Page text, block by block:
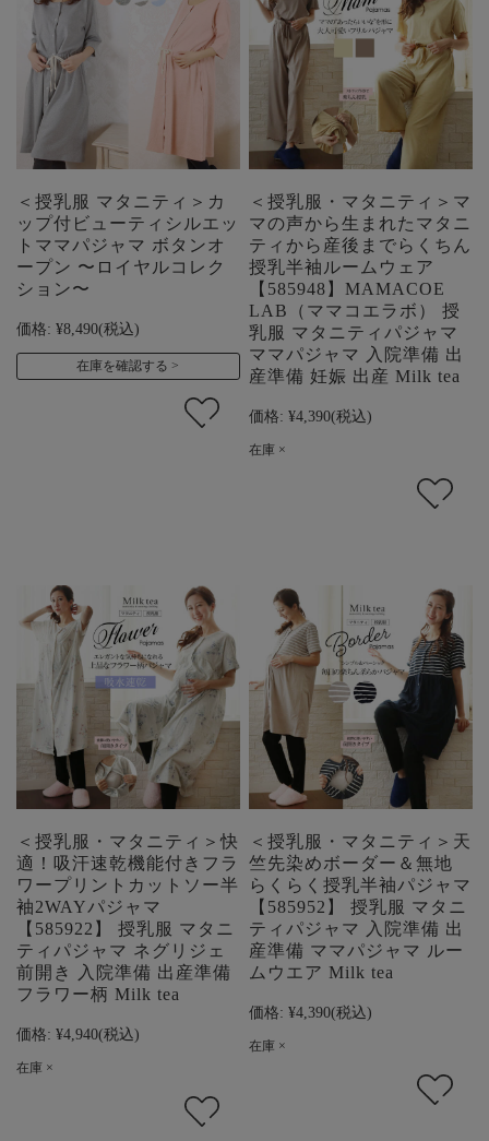
＜授乳服 マタニティ＞カ
ップ付ビューティシルエッ
トママパジャマ ボタンオ
ープン 〜ロイヤルコレク
ション〜
価格: ¥8,490(税込)
在庫を確認する
＜授乳服・マタニティ＞マ
マの声から生まれたマタニ
ティから産後までらくちん
授乳半袖ルームウェア
【585948】MAMACOE
LAB（ママコエラボ） 授
乳服 マタニティパジャマ
ママパジャマ 入院準備 出
産準備 妊娠 出産 Milk tea
価格: ¥4,390(税込)
在庫 ×
＜授乳服・マタニティ＞快
適！吸汗速乾機能付きフラ
ワープリントカットソー半
袖2WAYパジャマ
【585922】 授乳服 マタニ
ティパジャマ ネグリジェ
前開き 入院準備 出産準備
フラワー柄 Milk tea
価格: ¥4,940(税込)
在庫 ×
＜授乳服・マタニティ＞天
竺先染めボーダー＆無地
らくらく授乳半袖パジャマ
【585952】 授乳服 マタニ
ティパジャマ 入院準備 出
産準備 ママパジャマ ルー
ムウエア Milk tea
価格: ¥4,390(税込)
在庫 ×